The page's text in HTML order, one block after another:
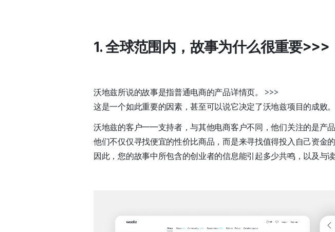
1. 全球范围内，故事为什么很重要>>>
沃地兹所说的故事是指普通电商的产品详情页。 >>>
这是一个如此重要的因素，甚至可以说它决定了沃地兹项目的成败。
沃地兹的客户——支持者，与其他电商客户不同，他们关注的是产品
他们不仅仅寻找便宜的性价比商品，而是来寻找值得投入自己资金
因此，您的故事中所包含的创业者的信息能引起多少共鸣，以及与